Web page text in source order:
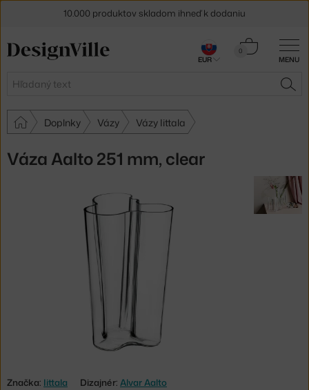
MENU
Hľadať
0
Košík
Doplnky Vázy Vázy Iittala
Váza Aalto 251 mm, clear
Značka: Iittala Dizajnér: Alvar Aalto
10.000 produktov skladom ihneď k dodaniu
30 dní na vrátenie tovaru
EUR